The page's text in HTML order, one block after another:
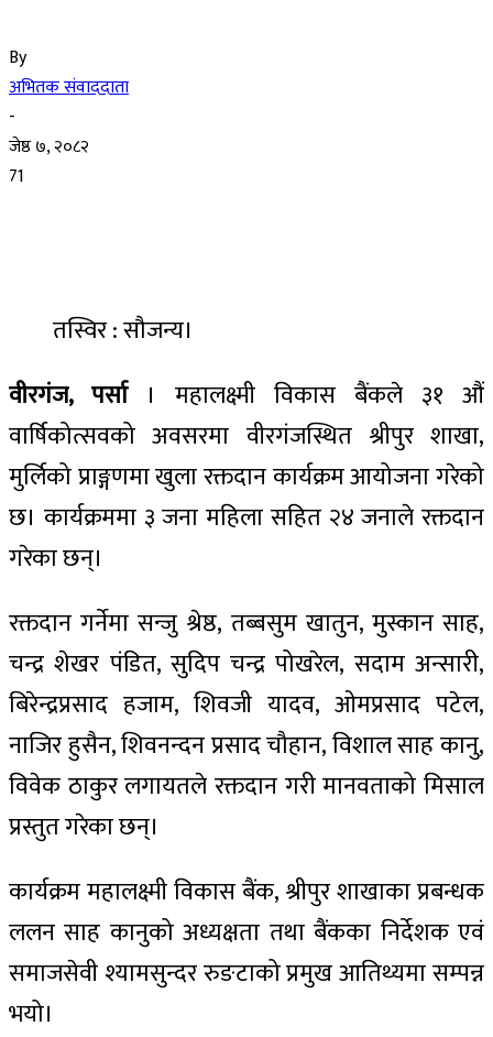
By
अभितक संवाददाता
-
जेष्ठ ७, २०८२
71
​तस्विर : सौजन्य।
वीरगंज, पर्सा । महालक्ष्मी विकास बैंकले ३१ औं
वार्षिकोत्सवको अवसरमा वीरगंज​स्थित श्रीपुर शाखा​,
मुर्लिको प्राङ्गणमा खुला रक्तदान कार्यक्रम आयोजना गरेको
छ। कार्यक्रममा ३ जना महिला सहित २४ जनाले रक्तदान
गरेका छन्।
रक्तदान गर्नेमा सन्जु श्रेष्ठ, तब्बसुम खातुन, मुस्कान साह,
चन्द्र शेखर पंडित, सुदिप चन्द्र पोखरेल, सदाम अन्सारी,
बिरेन्द्रप्रसाद हजाम, शिवजी यादव, ओमप्रसाद पटेल,
नाजिर हुसैन, शिवनन्दन​ प्रसाद चौहान, विशाल​ साह कानु,
विवेक ठाकुर लगायत​ले रक्तदान गरी मानवताको मिसाल
प्रस्तुत गरेका छन्।
कार्यक्रम महालक्ष्मी विकास बैंक​,श्रीपुर शाखाका प्रबन्धक
ललन साह कानुको अध्यक्षता तथा बैंकका ​निर्देशकएवं
समाजसेवी श्यामसुन्दर रुङटाको प्रमुख आतिथ्यमा सम्पन्न
भयो।